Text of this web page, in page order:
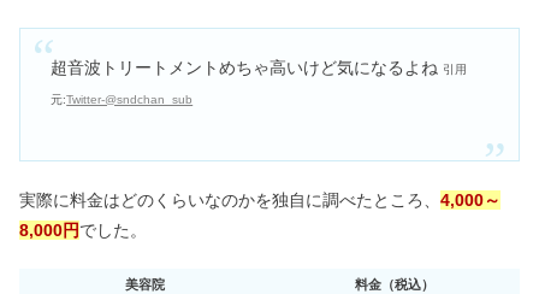
超音波トリートメントめちゃ高いけど気になるよね 引用
元:Twitter-@sndchan_sub
実際に料金はどのくらいなのかを独自に調べたところ、 4,000～
8,000円でした。
美容院 料金（税込）